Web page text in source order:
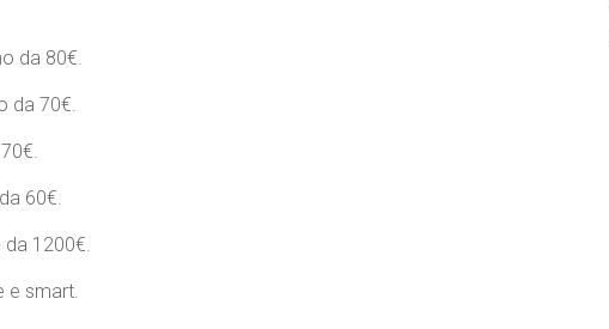
da 80€.
da 70€.
60€.
da 1200€.
e smart.